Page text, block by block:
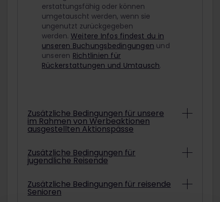
erstattungsfähig oder können
umgetauscht werden, wenn sie
ungenutzt zurückgegeben
werden. Weitere Infos findest du in
unseren Buchungsbedingungen und
unseren Richtlinien für
Rückerstattungen und Umtausch.
Zusätzliche Bedingungen für unsere
im Rahmen von Werbeaktionen
ausgestellten Aktionspässe
Abhängig von den konkreten
Bedingungen können Interrail-Pässe aus
erstattet oder umgetauscht werden.
Informationen darüber, ob der gekaufte
Zusätzliche Bedingungen für
jugendliche Reisende
Um mit einem ermäßigten Jugendpass
zu reisen, musst du am ausgewählten
Zusätzliche Bedingungen für reisende
Senioren